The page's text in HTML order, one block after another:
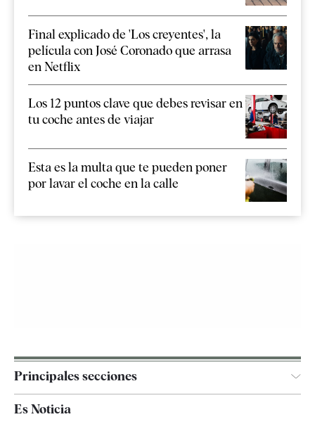
Final explicado de 'Los creyentes', la
película con José Coronado que arrasa
en Netflix
Los 12 puntos clave que debes revisar en
tu coche antes de viajar
Esta es la multa que te pueden poner
por lavar el coche en la calle
Principales secciones
España
Es Noticia